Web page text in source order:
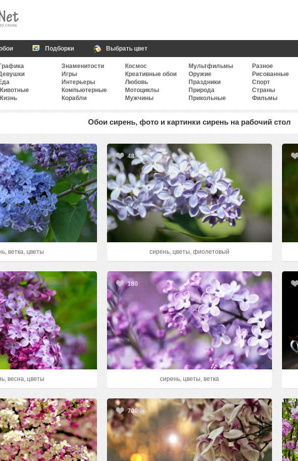
Подборки Выбрать цвет
Знаменитости
Игры
Интерьеры
Компьютерные
Корабли
Космос
Креативные обои
Любовь
Мотоциклы
Мужчины
Мультфильмы
Оружие
Праздники
Природа
Прикольные
Разное
Рисованные
Спорт
Страны
Фильмы
Обои сирень, фото и картинки сирень на рабочий стол
ветка, цветы
48
сирень, цветы, фиолетовый
весна, цветы
180
сирень, цветы, ветка
700